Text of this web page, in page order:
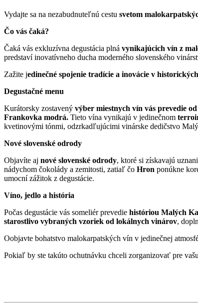
Vydajte sa na nezabudnuteľnú cestu svetom
Čo vás čaká?
Čaká vás exkluzívna degustácia plná vynikajúcich vín z
predstaví inovatívneho ducha moderného slovenského
Zažite jedinečné spojenie tradície a inovácie v
Degustačné menu
Kurátorsky zostavený výber miestnych vín vás prevedie
Frankovka modrá. Tieto vína vynikajú v jedinečnom
kvetinovými tónmi, odzrkadľujúcimi vinárske dedičstvo
Nové slovenské odrody
Objavíte aj nové slovenské odrody, ktoré si získavajú
nádychom čokolády a zemitosti, zatiaľ čo Hron ponúkne
umocní zážitok z degustácie.
Víno, jedlo a história
Počas degustácie vás someliér prevedie históriou Malých
starostlivo vybraných vzoriek od lokálnych vinárov,
Oobjavte bohatstvo malokarpatských vín v jedinečnej
Pokiaľ by ste takúto ochutnávku chceli zorganizovať pre